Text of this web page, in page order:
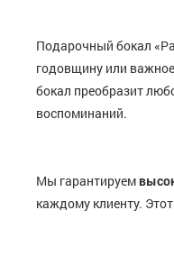
Подарочный бокал
годовщину или
бокал преобразит
воспоминаний.
Мы гарантируем
каждому клиенту.